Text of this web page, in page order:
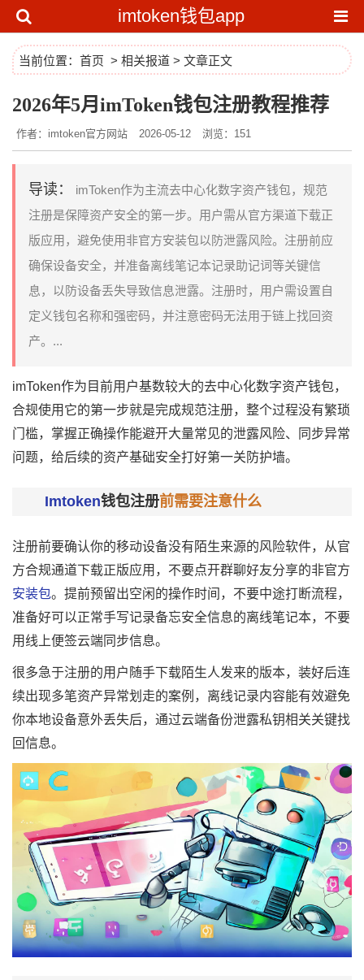
imtoken钱包app
当前位置： 首页 > 相关报道 > 文章正文
2026年5月imToken钱包注册教程推荐
作者：imtoken官方网站 2026-05-12 浏览：151
导读：
imToken作为主流去中心化数字资产钱包，规范
注册是保障资产安全的第一步。用户需从官方渠道下载正
版应用，避免使用非官方安装包以防泄露风险。注册前应
确保设备安全，并准备离线笔记本记录助记词等关键信
息，以防设备丢失导致信息泄露。注册时，用户需设置自
定义钱包名称和强密码，并注意密码无法用于链上找回资
产。...
imToken作为目前用户基数较大的去中心化数字资产钱包，
合规使用它的第一步就是完成规范注册，整个过程没有繁琐
门槛，掌握正确操作能避开大量常见的泄露风险、同步异常
问题，给后续的资产基础安全打好第一关防护墙。
Imtoken钱包注册前需要注意什么
注册前要确认你的移动设备没有陌生来源的风险软件，从官
方合规通道下载正版应用，不要点开群聊好友分享的非官方
安装包。提前预留出空闲的操作时间，不要中途打断流程，
准备好可以正常手写记录备忘安全信息的离线笔记本，不要
用线上便签云端同步信息。
很多急于注册的用户随手下载陌生人发来的版本，装好后连
续出现多笔资产异常划走的案例，离线记录内容能有效避免
你本地设备意外丢失后，通过云端备份泄露私钥相关关键找
回信息。